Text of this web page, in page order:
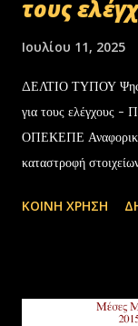
τους
Ιουλίου 11, 2025
ΔΕΛΤΙΟ ΤΥΠΟΥ
για τους ελέγχους -
ΟΠΕΚΕΠΕ Αναφορικά
καταστροφή
εστάλη προς
αποστολή των
ΚΟΙΝΉ ΧΡΉΣΗ